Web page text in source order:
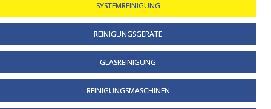
SYSTEMREINIGUNG
REINIGUNGSGERÄTE
GLASREINIGUNG
REINIGUNGSMASCHINEN